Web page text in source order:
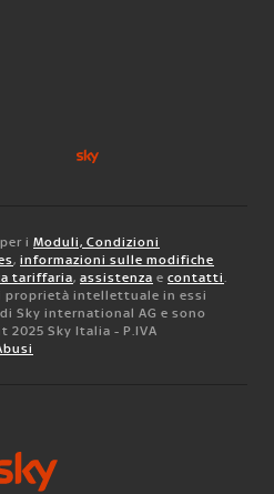
i Moduli, Condizioni
, informazioni sulle modifiche
tariffaria, assistenza e contatti.
proprietà intellettuale in essi
Sky international AG e sono
Sky Italia - P.IVA